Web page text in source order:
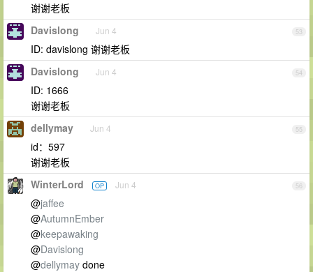
谢谢老板
53
Davislong Jun 4
ID: davislong 谢谢老板
54
Davislong Jun 4
ID: 1666
谢谢老板
55
dellymay Jun 4
id：597
谢谢老板
56
WinterLord OP Jun 4
@jaffee
@AutumnEmber
@keepawaking
@Davislong
@dellymay done